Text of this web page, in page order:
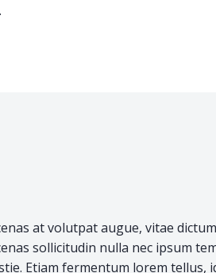
at volutpat augue, vitae
sollicitudin nulla nec ipsum
Etiam fermentum lorem tellus,